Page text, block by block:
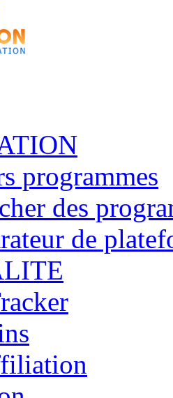
programmes
des
de